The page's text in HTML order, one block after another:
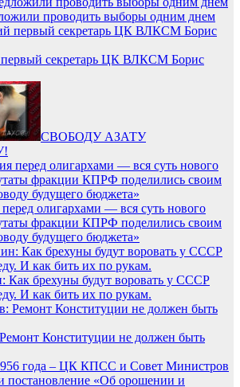
проводить выборы одним днем
секретарь ЦК ВЛКСМ Борис
СВОБОДУ АЗАТУ
олигархами — вся суть нового
фракции КПРФ поделились своим
будущего бюджета»
брехуны будут воровать у СССР
И как бить их по рукам.
Конституции не должен быть